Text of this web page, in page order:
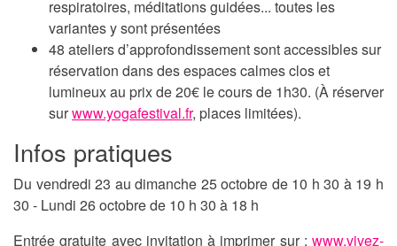
respiratoires, méditations guidées... toutes les
variantes y sont présentées
48 ateliers d’approfondissement sont accessibles sur
réservation dans des espaces calmes clos et
lumineux au prix de 20€ le cours de 1h30. (À réserver
surwww.yogafestival.fr, places limitées).
Infos pratiques
Du vendredi 23 au dimanche 25 octobre de 10 h 30 à 19 h
30 - Lundi 26 octobre de 10 h 30 à 18 h
Entrée gratuite avec invitation à imprimer sur : www.vivez-